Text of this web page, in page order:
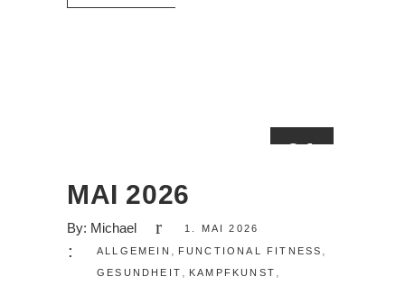
01
MAI 2026
By: Michael 1. MAI 2026
ALLGEMEIN , FUNCTIONAL FITNESS ,
GESUNDHEIT , KAMPFKUNST ,